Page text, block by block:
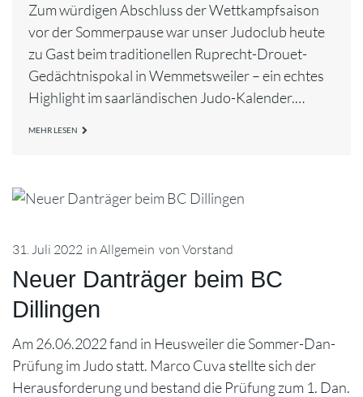
Zum würdigen Abschluss der Wettkampfsaison
vor der Sommerpause war unser Judoclub heute
zu Gast beim traditionellen Ruprecht-Drouet-
Gedächtnispokal in Wemmetsweiler – ein echtes
Highlight im saarländischen Judo-Kalender.…
MEHR LESEN
31. Juli 2022 in Allgemein von Vorstand
Neuer Danträger beim BC
Dillingen
Am 26.06.2022 fand in Heusweiler die Sommer-Dan-
Prüfung im Judo statt. Marco Cuva stellte sich der
Herausforderung und bestand die Prüfung zum 1. Dan.